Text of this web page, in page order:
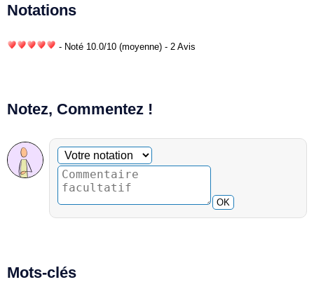
Notations
- Noté 10.0/10 (moyenne) - 2 Avis
Notez, Commentez !
Commentaire facultatif
Votre notation
OK
Mots-clés